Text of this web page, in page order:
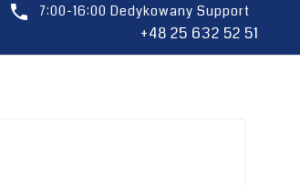
 7:00-16:00 Dedykowany Support
+48 25 632 52 51